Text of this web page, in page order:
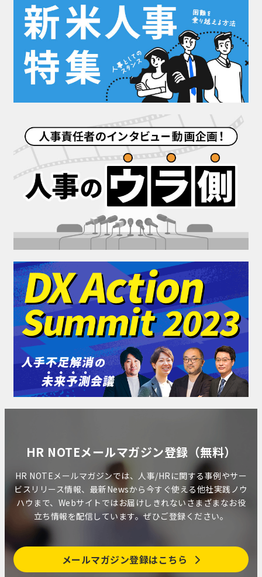
HR NOTEメールマガジン登録（無料）
HR NOTEメールマガジンでは、人事/HRに関する事例やサー
ビスリリース情報、最新Newsから今すぐ使える他社実践ノウ
ハウまで、Webサイトではお届けしきれないさまざまなお役
立ち情報を配信しています。ぜひご登録ください。
メールマガジン登録はこちら